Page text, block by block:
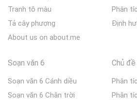
Tranh tô màu
Tả cây phượng
About us on about.me
Phân
Định
Soạn văn 6
Soạn văn 6 Cánh diều
Soạn văn 6 Chân trời
Chủ
Phân
Phân